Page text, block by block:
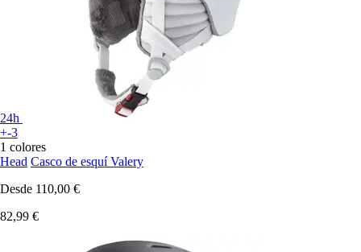
24h
+-3
1 colores
Head Casco de esquí Valery
Desde 110,00 €
82,99 €